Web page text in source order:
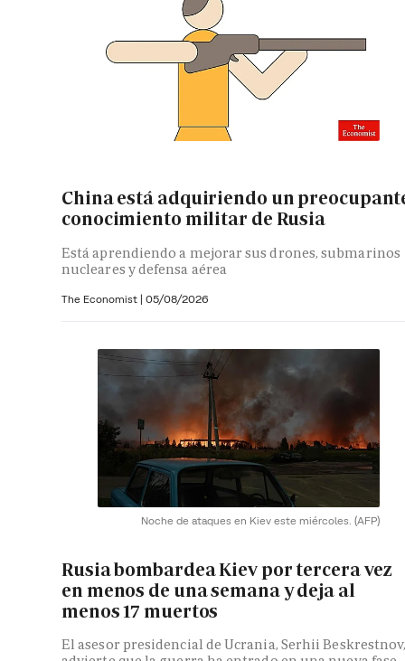
China está adquiriendo un
conocimiento militar de Rusia
Está aprendiendo a mejorar sus drones, submarinos
nucleares y defensa aérea
The Economist | 05/08/2026
Noche de ataques en Kiev este miércoles. (AFP)
Rusia bombardea Kiev por tercera vez
en menos de una semana y deja al
menos 17 muertos
El asesor presidencial de Ucrania, Serhii